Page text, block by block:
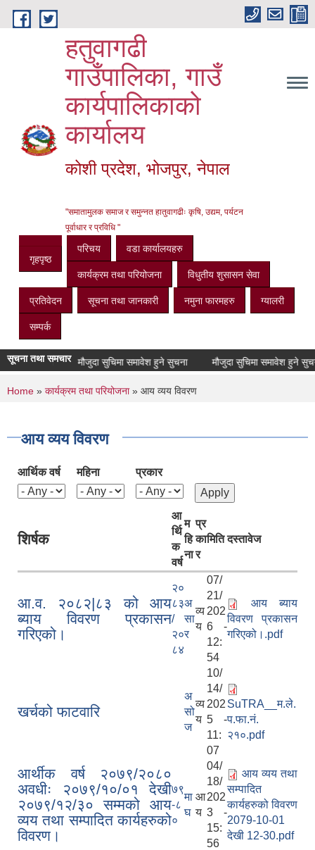
Skip to main content
हतुवागढी
गाउँपालिका, गाउँ
कार्यपालिकाको
कार्यालय
कोशी प्रदेश, भोजपुर, नेपाल
"समातामुलक समाज र समुन्नत हातुवागढीः कृषि, उद्यम, पर्यटन
पूर्वाधार र प्रविधि "
गृहपृष्ठ
परिचय वडा कार्यालयहरु
कार्यक्रम तथा परियोजना विधुतीय शुसासन सेवा
प्रतिवेदन सूचना तथा जानकारी नमुना फारमहरु ग्यालरी
सम्पर्क
सूचना तथा समचार
गरिएको मौजुदा सुचिमा समावेश हुने सुचना मौजुदा सुचिमा समावेश हुने सुचना
You are here
Home » कार्यक्रम तथा परियोजना» आय व्यय विवरण
आय व्यय विवरण
आर्थिक वर्ष महिना प्रकार
शिर्षक
आ
र्थि
क
वर्ष
म
हि
ना
प्र
का
र
मिति दस्तावेज
आ.व. २०८२|८३ को आय
ब्याय विवरण प्रकासन
गरिएको।
२०
८३
/
२०
८४
अ
सा
र
व्य
य
07/
21/
202
6 -
12:
54
आय ब्याय
विवरण प्रकासन
गरिएको।.pdf
खर्चको फाटवारि
अ
सो
ज
व्य
य
10/
14/
202
5 -
11:
07
SuTRA__म.ले.
प.फा.नं.
२१०.pdf
आर्थीक वर्ष २०७९/२०८०
अवधीः २०७९/१०/०१ देखी
२०७९/१२/३० सम्मको आय
व्यय तथा सम्पादित कार्यहरुको
विवरण।
७९
-८
०
मा
घ
आ
य
04/
18/
202
3 -
15:
56
आय व्यय तथा
सम्पादित
कार्यहरुको विवरण
2079-10-01
देखी 12-30.pdf